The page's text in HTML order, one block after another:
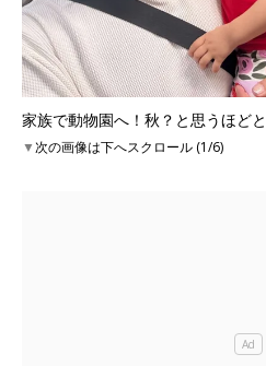
家族で動物園へ！秋？と思うほど
▼次の画像は下へスクロール (1/6)